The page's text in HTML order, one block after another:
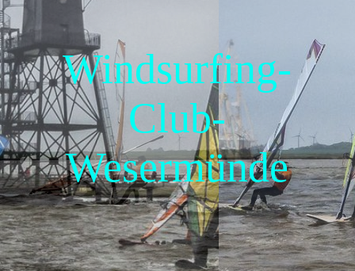
Windsurfing-
Club-
Wesermünde
GPS Wettbewerb
Bilder & Mehr
Tips und Beiträge
Freunde/Sponsoren